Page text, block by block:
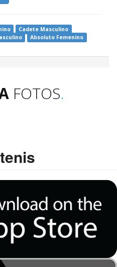
Cadete Masculino
Absoluto Femenino
FOTOS.